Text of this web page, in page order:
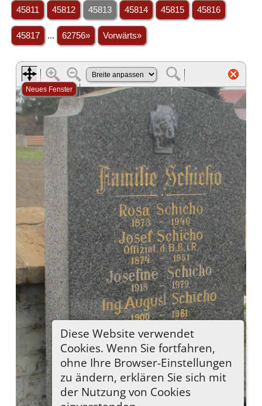
45811 45812 45813 45814 45815 45816
45817 ... 62756» Vorwärts»